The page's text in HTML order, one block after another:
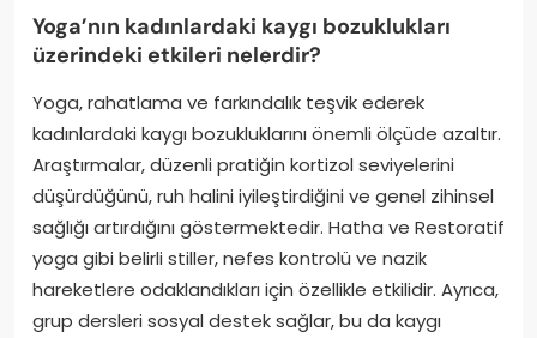
Yoga’nın kadınlardaki kaygı bozuklukları
üzerindeki etkileri nelerdir?
Yoga, rahatlama ve farkındalık teşvik ederek
kadınlardaki kaygı bozukluklarını önemli ölçüde azaltır.
Araştırmalar, düzenli pratiğin kortizol seviyelerini
düşürdüğünü, ruh halini iyileştirdiğini ve genel zihinsel
sağlığı artırdığını göstermektedir. Hatha ve Restoratif
yoga gibi belirli stiller, nefes kontrolü ve nazik
hareketlere odaklandıkları için özellikle etkilidir. Ayrıca,
grup dersleri sosyal destek sağlar, bu da kaygı